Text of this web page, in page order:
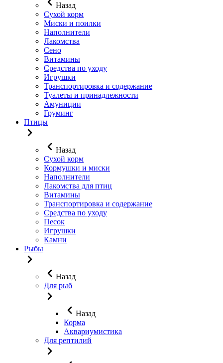
Назад
Сухой корм
Миски и поилки
Наполнители
Лакомства
Сено
Витамины
Средства по уходу
Игрушки
Транспортировка и содержание
Туалеты и принадлежности
Амуниции
Груминг
Птицы
Назад
Сухой корм
Кормушки и миски
Наполнители
Лакомства для птиц
Витамины
Транспортировка и содержание
Средства по уходу
Песок
Игрушки
Камни
Рыбы
Назад
Для рыб
Назад
Корма
Аквариумистика
Для рептилий